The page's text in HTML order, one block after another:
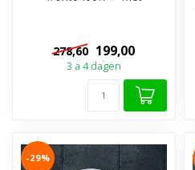
278,60 199,00
3 a 4 dagen
-29%